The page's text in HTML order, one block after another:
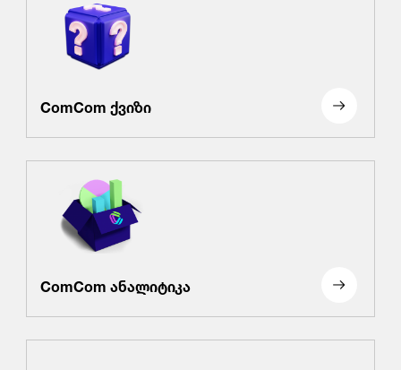
ComCom ქვიზი
ComCom ანალიტიკა